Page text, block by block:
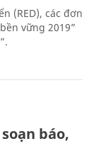
(RED), các đơn
vững 2019”
báo,